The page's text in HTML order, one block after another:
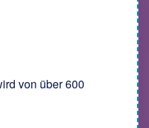
von über 600